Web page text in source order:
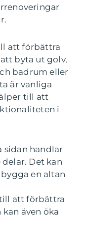
att förbättra
byta ut golv,
badrum eller
är vanliga
till att
i
sidan handlar
Det kan
en altan
att förbättra
även öka